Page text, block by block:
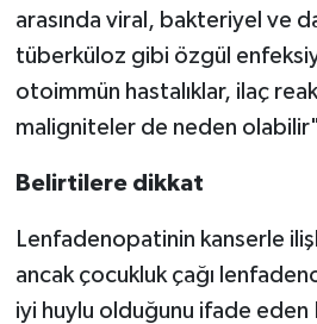
arasında viral, bakteriyel ve
tüberküloz gibi özgül
otoimmün hastalıklar, ilaç
maligniteler de neden
Belirtilere dikkat
Lenfadenopatinin kanserle
ancak çocukluk çağı
iyi huylu olduğunu ifade eden